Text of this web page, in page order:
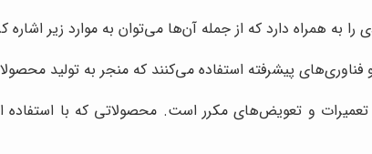
به همراه دارد که از جمله آن‌ها می‌توان به موارد زیر اشاره
و فناوری‌های پیشرفته استفاده می‌کنند که منجر به تولید
و تعویض‌های مکرر است. محصولاتی که با استفاده